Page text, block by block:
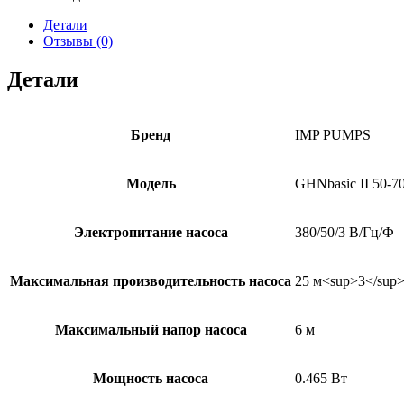
Детали
Отзывы (0)
Детали
Бренд IMP PUMPS
Модель GHNbasic II 50-
Электропитание насоса 380/50/3 В/Гц/Ф
Максимальная производительность насоса 25 м<sup>3</
Максимальный напор насоса 6 м
Мощность насоса 0.465 Вт